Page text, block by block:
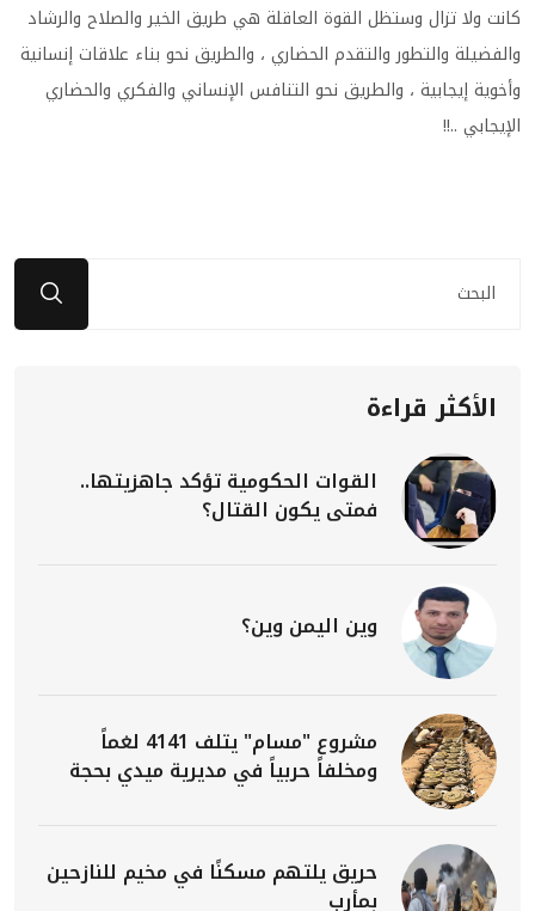
كانت ولا تزال وستظل القوة العاقلة هي طريق الخير والصلاح والرشاد
والفضيلة والتطور والتقدم الحضاري ، والطريق نحو بناء علاقات إنسانية
وأخوية إيجابية ، والطريق نحو التنافس الإنساني والفكري والحضاري
الإيجابي ..!!
الأكثر قراءة
القوات الحكومية تؤكد جاهزيتها..
فمتى يكون القتال؟
وين اليمن وين؟
مشروع "مسام" يتلف 4141 لغماً
ومخلفاً حربياً في مديرية ميدي بحجة
حريق يلتهم مسكنًا في مخيم للنازحين
بمأرب